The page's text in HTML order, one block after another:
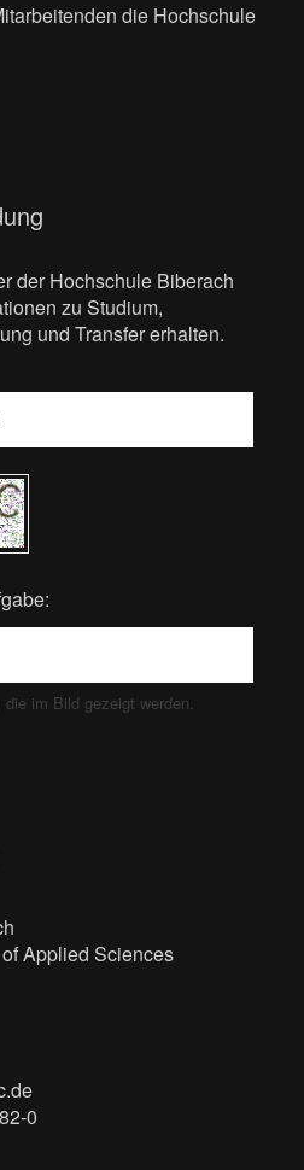
die Hochschule
der Hochschule Biberach
zu Studium,
und Transfer erhalten.
im Bild gezeigt werden.
Applied Sciences
0